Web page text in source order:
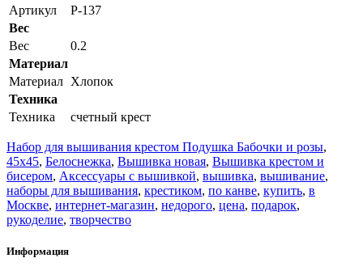
Артикул
Р-137
Вес
Вес
0.2
Материал
Материал Хлопок
Техника
Техника
счетный крест
Набор для вышивания крестом Подушка Бабочки и розы,
45x45, Белоснежка, Вышивка новая, Вышивка крестом и
бисером, Аксессуары с вышивкой, вышивка, вышивание,
наборы для вышивания, крестиком, по канве, купить, в
Москве, интернет-магазин, недорого, цена, подарок,
рукоделие, творчество
Информация